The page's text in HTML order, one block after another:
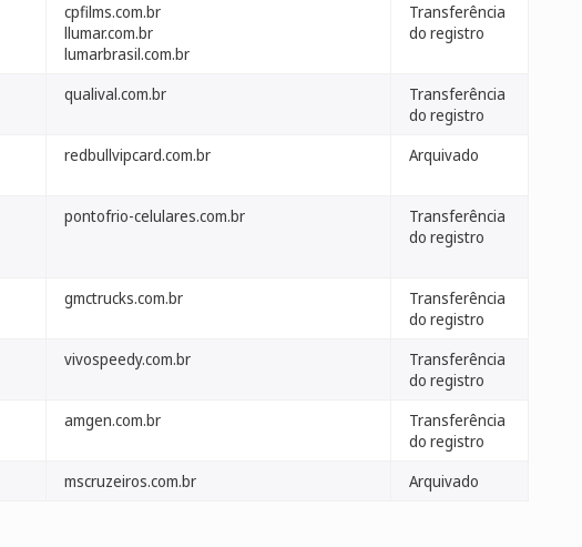
cpfilms.com.br
llumar.com.br
lumarbrasil.com.br
Transferência
do registro
qualival.com.br
Transferência
do registro
redbullvipcard.com.br Arquivado
pontofrio-celulares.com.br
Transferência
do registro
gmctrucks.com.br
Transferência
do registro
vivospeedy.com.br
Transferência
do registro
amgen.com.br
Transferência
do registro
mscruzeiros.com.br Arquivado